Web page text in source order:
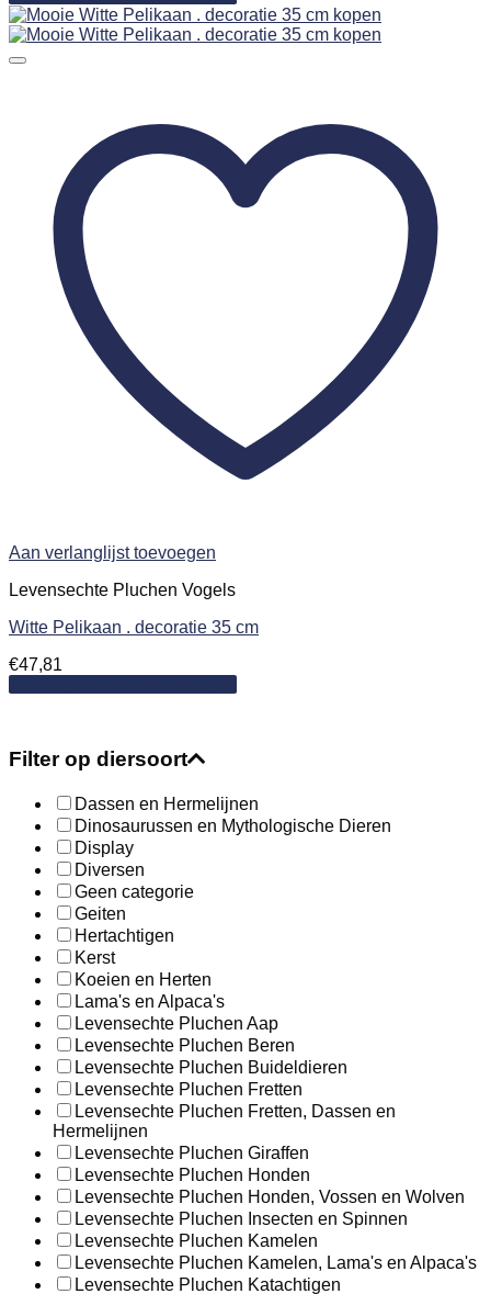
Aan verlanglijst toevoegen
Levensechte Pluchen Vogels
Witte Pelikaan . decoratie 35 cm
€47,81
Filter op diersoort
Dassen en Hermelijnen
Dinosaurussen en Mythologische Dieren
Display
Diversen
Geen categorie
Geiten
Hertachtigen
Kerst
Koeien en Herten
Lama's en Alpaca's
Levensechte Pluchen Aap
Levensechte Pluchen Beren
Levensechte Pluchen Buideldieren
Levensechte Pluchen Fretten
Levensechte Pluchen Fretten, Dassen en
Hermelijnen
Levensechte Pluchen Giraffen
Levensechte Pluchen Honden
Levensechte Pluchen Honden, Vossen en Wolven
Levensechte Pluchen Insecten en Spinnen
Levensechte Pluchen Kamelen
Levensechte Pluchen Kamelen, Lama's en Alpaca's
Levensechte Pluchen Katachtigen